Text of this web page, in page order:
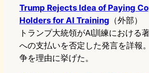
Trump Rejects Idea of Paying
Holders for AI Training （外部）
トランプ大統領がAI訓練における
への支払いを否定した発言を詳報
争を理由に挙げた。